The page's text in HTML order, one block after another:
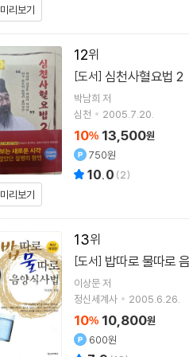
미리보기
12
미리보기
[도서] 심천사혈요법 2
박남희 저
심천
2005.7.20.
10% 13,500원
750원
10.0 (2)
13
[도서] 밥따로 물따로
이상문저
정신세계사
2005.6.26.
10% 10,800원
600원